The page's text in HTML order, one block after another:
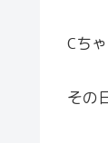
Cち
その